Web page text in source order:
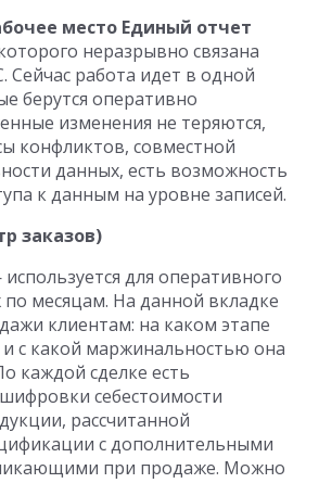
место Единый отчет
неразрывно связана
Сейчас работа идет в одной
берутся оперативно
изменения не теряются,
конфликтов, совместной
данных, есть возможность
к данным на уровне записей.
заказов)
для оперативного
месяцам. На данной вкладке
клиентам: на каком этапе
и с какой маржинальностью она
каждой сделке есть
себестоимости
рассчитанной
с дополнительными
при продаже. Можно